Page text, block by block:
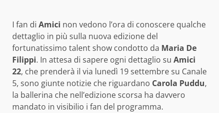
I fan di Amici non vedono l’ora di conoscere qualche
dettaglio in più sulla nuova edizione del
fortunatissimo talent show condotto da Maria De
Filippi. In attesa di sapere ogni dettaglio su Amici
22, che prenderà il via lunedì 19 settembre su Canale
5, sono giunte notizie che riguardano Carola Puddu,
la ballerina che nell’edizione scorsa ha davvero
mandato in visibilio i fan del programma.